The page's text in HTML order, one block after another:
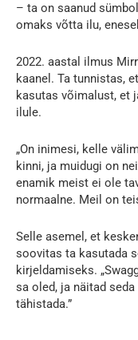
– ta on saanud
omaks võtta ilu,
2022. aastal ilmus
kaanel. Ta tunnistas,
kasutas võimalust, et
ilule.
„On inimesi, kelle
kinni, ja muidugi on
enamik meist ei ole
normaalne. Meil on
Selle asemel, et
soovitas ta kasutada
kirjeldamiseks.
sa oled, ja näitad
tähistada.”